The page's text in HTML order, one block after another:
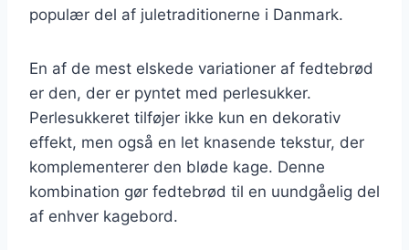
populær del af juletraditionerne i Danmark.
En af de mest elskede variationer af fedtebrød
er den, der er pyntet med perlesukker.
Perlesukkeret tilføjer ikke kun en dekorativ
effekt, men også en let knasende tekstur, der
komplementerer den bløde kage. Denne
kombination gør fedtebrød til en uundgåelig del
af enhver kagebord.